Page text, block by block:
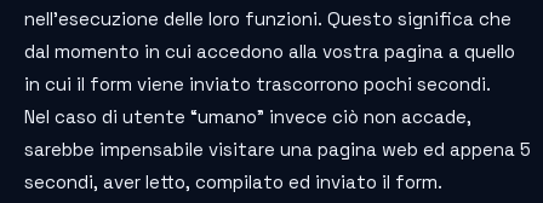
nell’esecuzione delle loro funzioni. Questo significa che
dal momento in cui accedono alla vostra pagina a quello
in cui il form viene inviato trascorrono pochi secondi.
Nel caso di utente “umano” invece ciò non accade,
sarebbe impensabile visitare una pagina web ed appena 5
secondi, aver letto, compilato ed inviato il form.